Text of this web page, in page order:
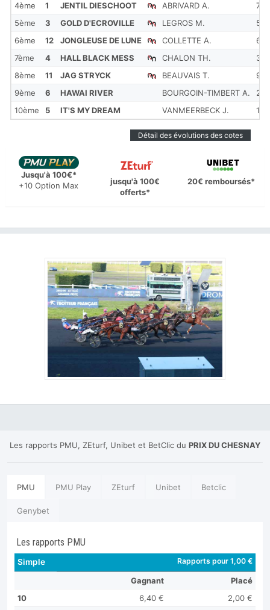
4ème
1 JENTIL DIESCHOOT ABRIVARD A.
7.1
5ème
3 GOLD D'ECROVILLE LEGROS M.
54
6ème
12 JONGLEUSE DE LUNE COLLETTE A.
6.4
7ème
4 HALL BLACK MESS CHALON TH.
31
8ème
11 JAG STRYCK BEAUVAIS T.
99
9ème
6 HAWAI RIVER BOURGOIN-TIMBERT A.
224
10ème
5 IT'S MY DREAM VANMEERBECK J. 165
Détail des évolutions des cotes
Jusqu'à 100€*
+10 Option Max
jusqu'à 100€
offerts*
20€ remboursés*
Les rapports PMU, ZEturf, Unibet et BetClic du PRIX DU CHESNAY
PMU PMU Play ZEturf Unibet Betclic
Genybet
Les rapports PMU
Simple Rapports pour 1,00 €
Gagnant
Placé
10
6,40 € 2,00 €